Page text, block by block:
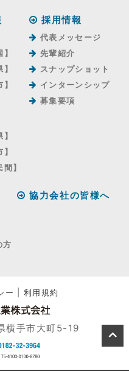
】
採用情報
代表メッセージ
先輩紹介
スナップショット
インターンシップ
募集要項
方
協力会社の皆様へ
ー |利用規約
手市大町5-19